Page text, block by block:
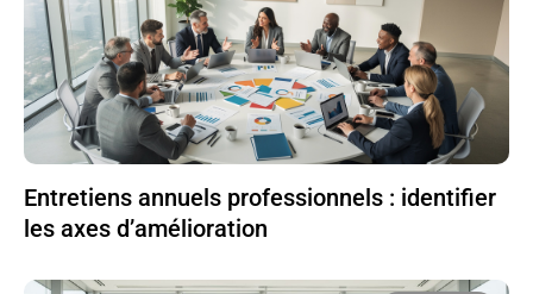
Entretiens annuels professionnels : identifier
les axes d’amélioration